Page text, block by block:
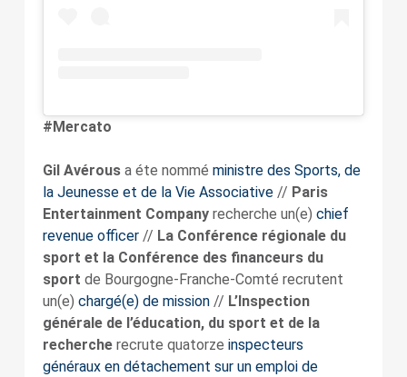
#Mercato
Gil Avérousa éte nommé ministre des Sports, de
la Jeunesse et de la Vie Associative// Paris
Entertainment Company recherche un(e) chief
revenue officer// La Conférence régionale du
sport et la Conférence des financeurs du
sport de Bourgogne-Franche-Comté recrutent
un(e) chargé(e) de mission// L’Inspection
générale de l’éducation, du sport et de la
rechercherecrute quatorze inspecteurs
généraux en détachement sur un emploi de